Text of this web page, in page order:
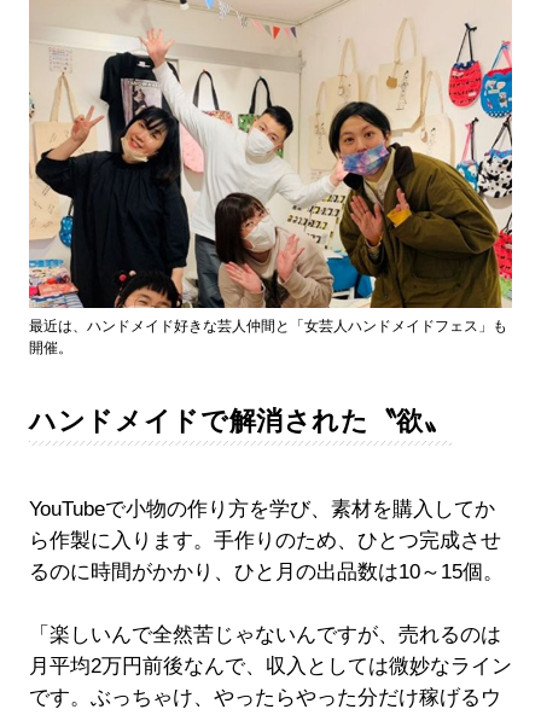
最近は、ハンドメイド好きな芸人仲間と「女芸人ハンドメイドフェス」も
開催。
ハンドメイドで解消された〝欲〟
YouTubeで小物の作り方を学び、素材を購入してか
ら作製に入ります。手作りのため、ひとつ完成させ
るのに時間がかかり、ひと月の出品数は10～15個。
「楽しいんで全然苦じゃないんですが、売れるのは
月平均2万円前後なんで、収入としては微妙なライン
です。ぶっちゃけ、やったらやった分だけ稼げるウ